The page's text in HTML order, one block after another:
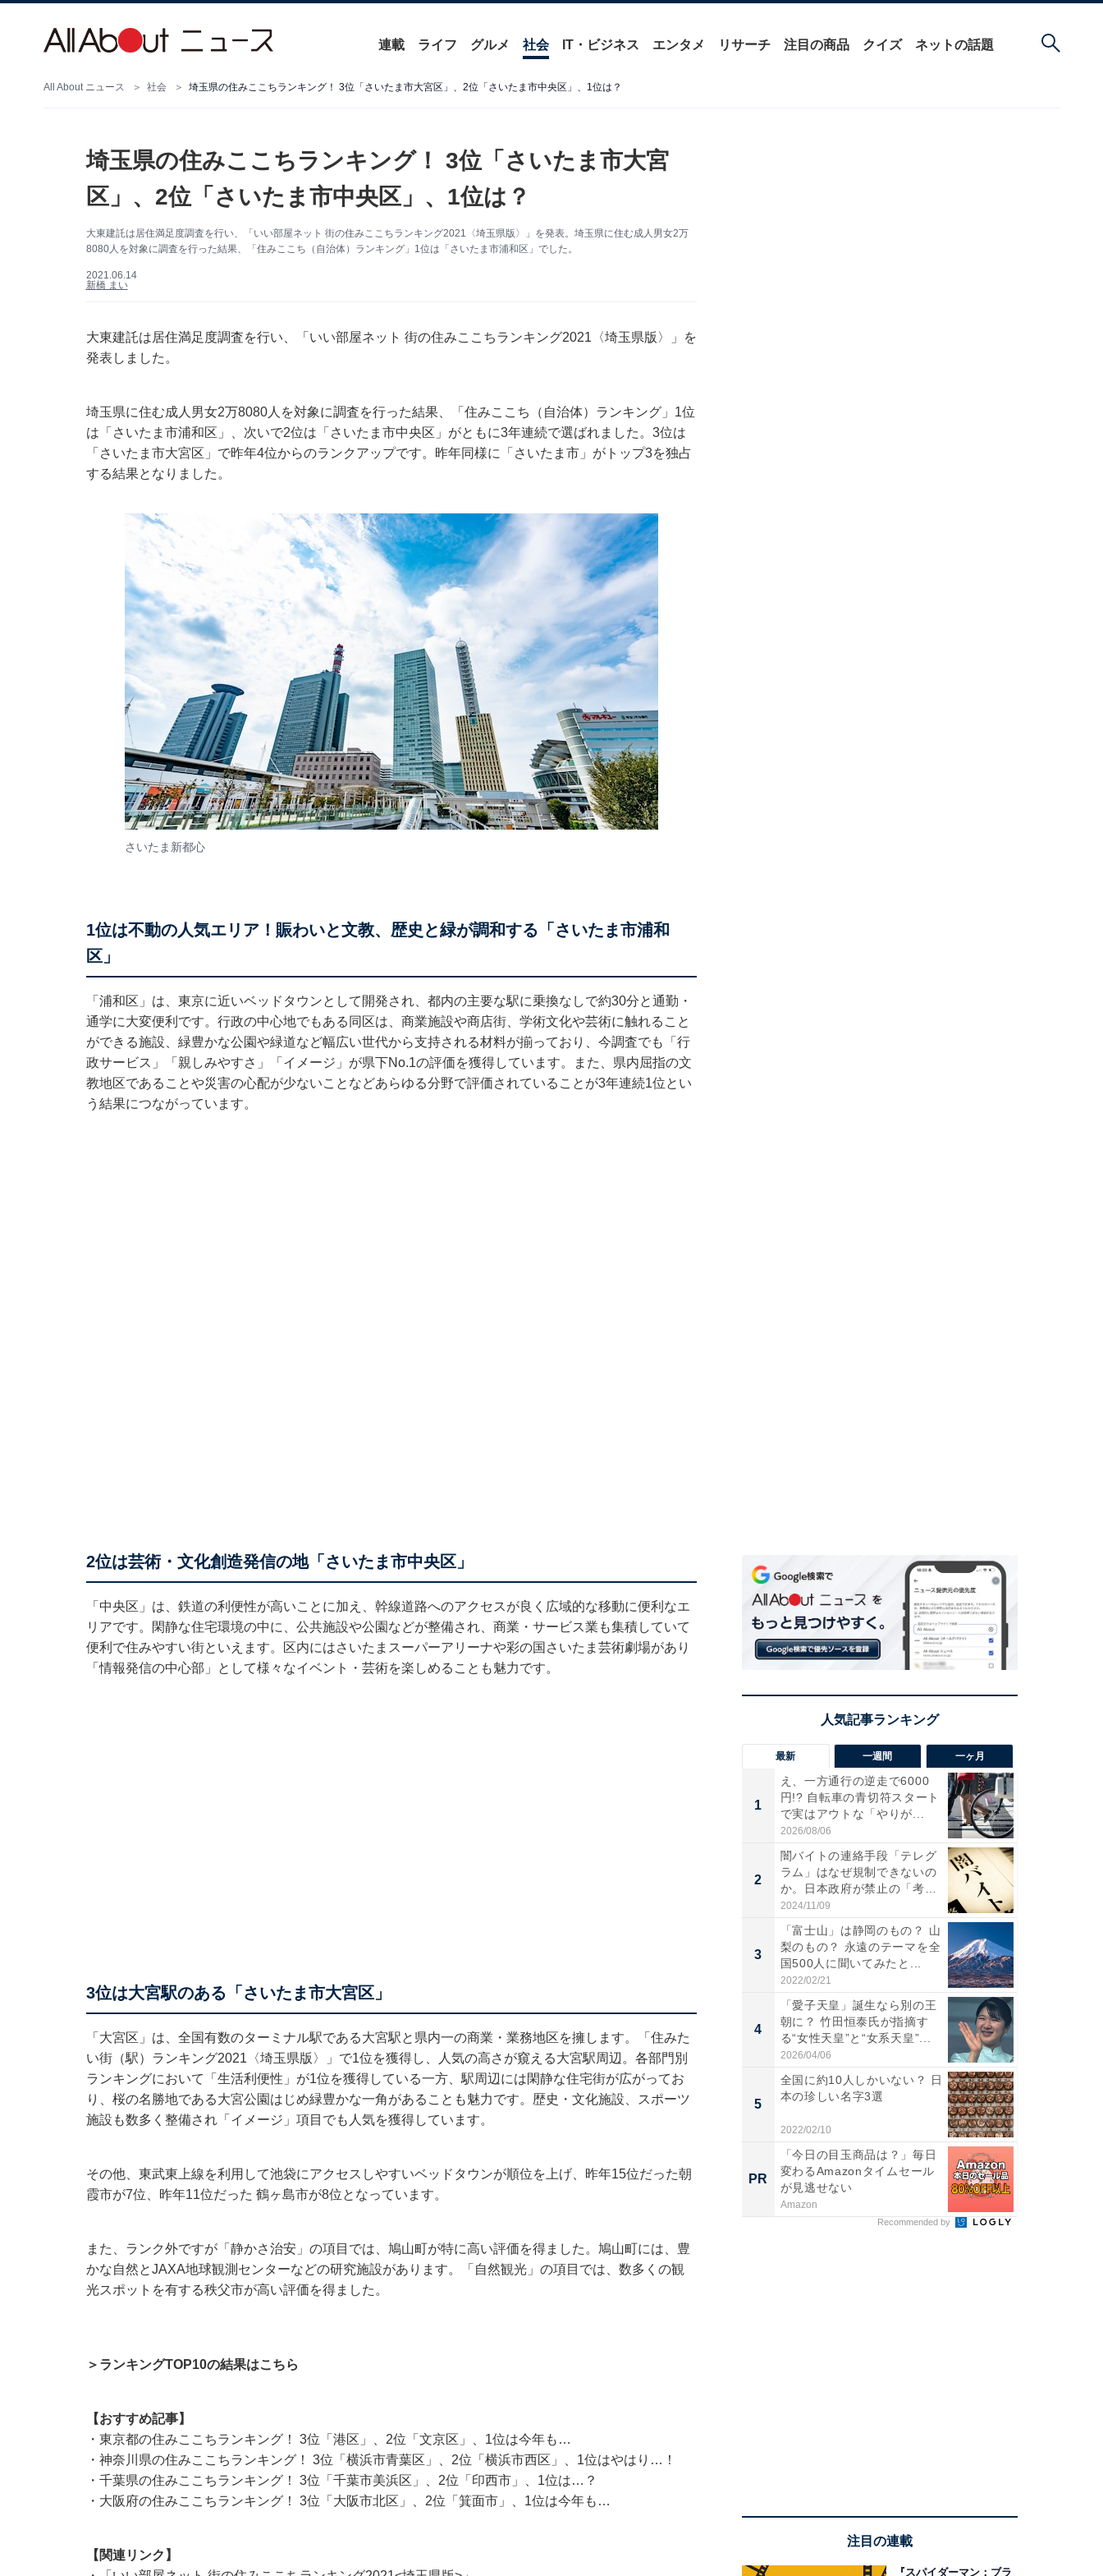
連載 ライフ グルメ 社会 IT・ビジネス エンタメ リサーチ 注目の商品 クイズ ネットの話題
All About ニュース 社会 埼玉県の住みここちランキング！ 3位「さいたま市大宮区」、2位「さいたま市中央区」、1位は？
埼玉県の住みここちランキング！ 3位「さいたま市大宮
区」、2位「さいたま市中央区」、1位は？
大東建託は居住満足度調査を行い、「いい部屋ネット 街の住みここちランキング2021〈埼玉県版〉」を発表。埼玉県に住む成人男女2万
8080人を対象に調査を行った結果、「住みここち（自治体）ランキング」1位は「さいたま市浦和区」でした。
2021.06.14
新橋 まい
大東建託は居住満足度調査を行い、「いい部屋ネット 街の住みここちランキング2021〈埼玉県版〉」を
発表しました。
埼玉県に住む成人男女2万8080人を対象に調査を行った結果、「住みここち（自治体）ランキング」1位
は「さいたま市浦和区」、次いで2位は「さいたま市中央区」がともに3年連続で選ばれました。3位は
「さいたま市大宮区」で昨年4位からのランクアップです。昨年同様に「さいたま市」がトップ3を独占
する結果となりました。
さいたま新都心
1位は不動の人気エリア！賑わいと文教、歴史と緑が調和する「さいたま市浦和
区」
「浦和区」は、東京に近いベッドタウンとして開発され、都内の主要な駅に乗換なしで約30分と通勤・
通学に大変便利です。行政の中心地でもある同区は、商業施設や商店街、学術文化や芸術に触れること
ができる施設、緑豊かな公園や緑道など幅広い世代から支持される材料が揃っており、今調査でも「行
政サービス」「親しみやすさ」「イメージ」が県下No.1の評価を獲得しています。また、県内屈指の文
教地区であることや災害の心配が少ないことなどあらゆる分野で評価されていることが3年連続1位とい
う結果につながっています。
2位は芸術・文化創造発信の地「さいたま市中央区」
「中央区」は、鉄道の利便性が高いことに加え、幹線道路へのアクセスが良く広域的な移動に便利なエ
リアです。閑静な住宅環境の中に、公共施設や公園などが整備され、商業・サービス業も集積していて
便利で住みやすい街といえます。区内にはさいたまスーパーアリーナや彩の国さいたま芸術劇場があり
「情報発信の中心部」として様々なイベント・芸術を楽しめることも魅力です。
3位は大宮駅のある「さいたま市大宮区」
「大宮区」は、全国有数のターミナル駅である大宮駅と県内一の商業・業務地区を擁します。「住みた
い街（駅）ランキング2021〈埼玉県版〉」で1位を獲得し、人気の高さが窺える大宮駅周辺。各部門別
ランキングにおいて「生活利便性」が1位を獲得している一方、駅周辺には閑静な住宅街が広がってお
り、桜の名勝地である大宮公園はじめ緑豊かな一角があることも魅力です。歴史・文化施設、スポーツ
施設も数多く整備され「イメージ」項目でも人気を獲得しています。
その他、東武東上線を利用して池袋にアクセスしやすいベッドタウンが順位を上げ、昨年15位だった朝
霞市が7位、昨年11位だった 鶴ヶ島市が8位となっています。
また、ランク外ですが「静かさ治安」の項目では、鳩山町が特に高い評価を得ました。鳩山町には、豊
かな自然とJAXA地球観測センターなどの研究施設があります。「自然観光」の項目では、数多くの観
光スポットを有する秩父市が高い評価を得ました。
＞ランキングTOP10の結果はこちら
【おすすめ記事】
・ 東京都の住みここちランキング！ 3位「港区」、2位「文京区」、1位は今年も…
・ 神奈川県の住みここちランキング！ 3位「横浜市青葉区」、2位「横浜市西区」、1位はやはり…！
・ 千葉県の住みここちランキング！ 3位「千葉市美浜区」、2位「印西市」、1位は…？
・ 大阪府の住みここちランキング！ 3位「大阪市北区」、2位「箕面市」、1位は今年も…
【関連リンク】
最新 一週間 一ヶ月
1
え、一方通行の逆走で6000
円!? 自転車の青切符スタート
で実はアウトな「やりが...
2026/08/06
2
闇バイトの連絡手段「テレグ
ラム」はなぜ規制できないの
か。日本政府が禁止の「考
慮」...
2024/11/09
3
「富士山」は静岡のもの？ 山
梨のもの？ 永遠のテーマを全
国500人に聞いてみたと...
2022/02/21
4
「愛子天皇」誕生なら別の王
朝に？ 竹田恒泰氏が指摘す
る“女性天皇”と“女系天皇”...
2026/04/06
5
全国に約10人しかいない？ 日
本の珍しい名字3選
2022/02/10
PR
「今日の目玉商品は？」毎日
変わるAmazonタイムセール
が見逃せない
Amazon
Recommended by
注目の連載
『スパイダーマン：ブラ